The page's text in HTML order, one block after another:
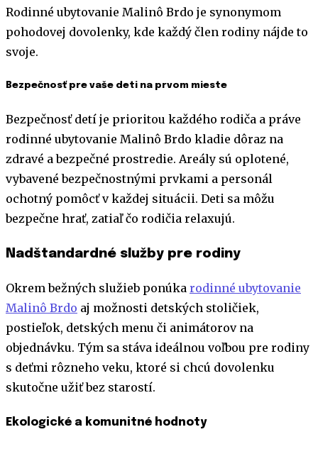
Rodinné ubytovanie Malinô Brdo je synonymom
pohodovej dovolenky, kde každý člen rodiny nájde to
svoje.
Bezpečnosť pre vaše deti na prvom mieste
Bezpečnosť detí je prioritou každého rodiča a práve
rodinné ubytovanie Malinô Brdo kladie dôraz na
zdravé a bezpečné prostredie. Areály sú oplotené,
vybavené bezpečnostnými prvkami a personál
ochotný pomôcť v každej situácii. Deti sa môžu
bezpečne hrať, zatiaľ čo rodičia relaxujú.
Nadštandardné služby pre rodiny
Okrem bežných služieb ponúka rodinné ubytovanie
Malinô Brdo aj možnosti detských stoličiek,
postieľok, detských menu či animátorov na
objednávku. Tým sa stáva ideálnou voľbou pre rodiny
s deťmi rôzneho veku, ktoré si chcú dovolenku
skutočne užiť bez starostí.
Ekologické a komunitné hodnoty